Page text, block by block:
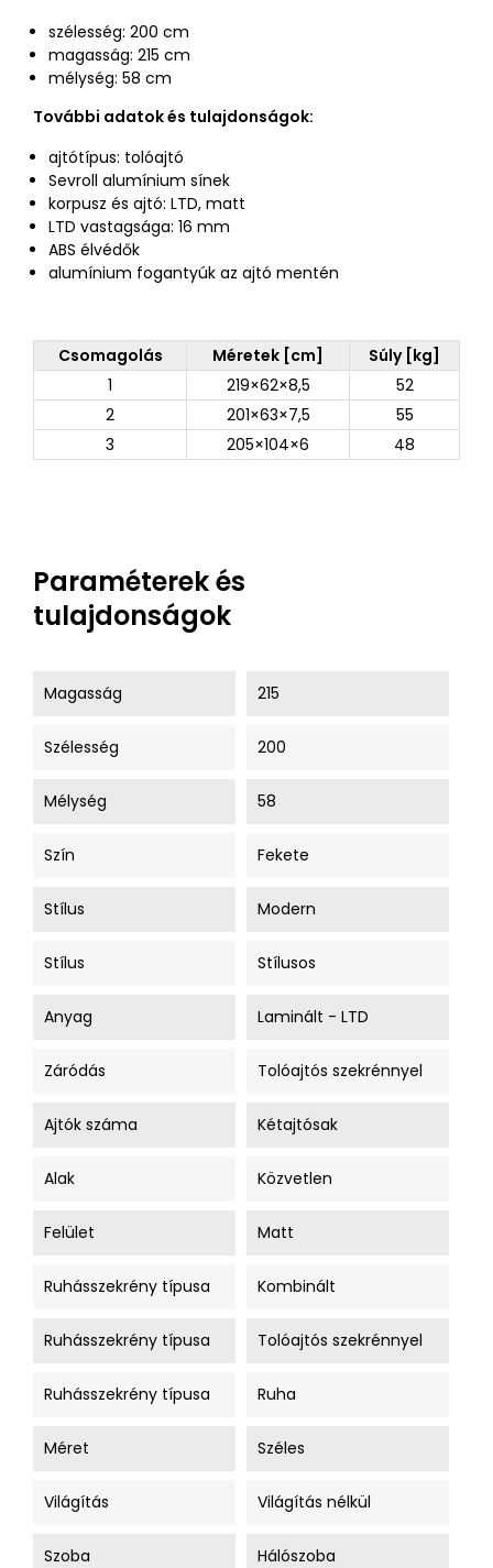
szélesség: 200 cm
magasság: 215 cm
mélység: 58 cm
További adatok és tulajdonságok:
ajtótípus: tolóajtó
Sevroll alumínium sínek
korpusz és ajtó: LTD, matt
LTD vastagsága: 16 mm
ABS élvédők
alumínium fogantyúk az ajtó mentén
Csomagolás Méretek [cm]
Súly [kg]
1
219×62×8,5
52
2
201×63×7,5
55
3
205×104×6 48
Paraméterek és
tulajdonságok
Magasság 215
Szélesség 200
Mélység 58
Szín Fekete
Stílus Modern
Stílus Stílusos
Anyag Laminált - LTD
Záródás Tolóajtós szekrénnyel
Ajtók száma Kétajtósak
Alak Közvetlen
Felület Matt
Ruhásszekrény típusa Kombinált
Ruhásszekrény típusa Tolóajtós szekrénnyel
Ruhásszekrény típusa Ruha
Méret Széles
Világítás Világítás nélkül
Szoba Hálószoba